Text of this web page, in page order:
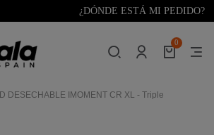
¿DÓNDE ESTÁ MI PEDIDO?
0
DESECHABLE IMOMENT CR XL - Triple